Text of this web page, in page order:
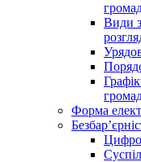
Види
Форма